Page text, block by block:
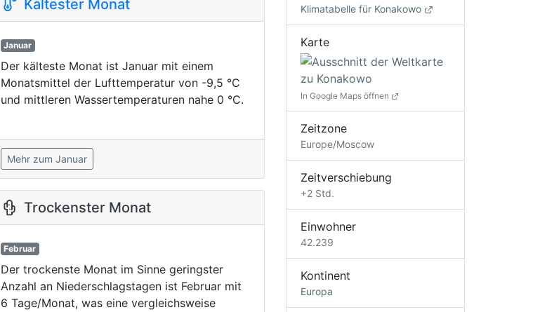
Kältester Monat
Januar
Der kälteste Monat ist Januar mit einem
Monatsmittel der Lufttemperatur von -9,5 °C
und mittleren Wassertemperaturen nahe 0 °C.
Mehr zum Januar
Trockenster Monat
Februar
Der trockenste Monat im Sinne geringster
Anzahl an Niederschlagstagen ist Februar mit
6 Tage/Monat, was eine vergleichsweise
Klimatabelle für Konakowo
Karte
In Google Maps öffnen
Zeitzone
Europe/Moscow
Zeitverschiebung
+2 Std.
Einwohner
42.239
Kontinent
Europa